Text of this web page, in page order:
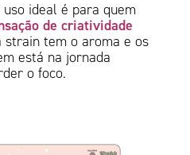
ideal é para quem
de criatividade
strain tem o aroma e os
está na jornada
o foco.